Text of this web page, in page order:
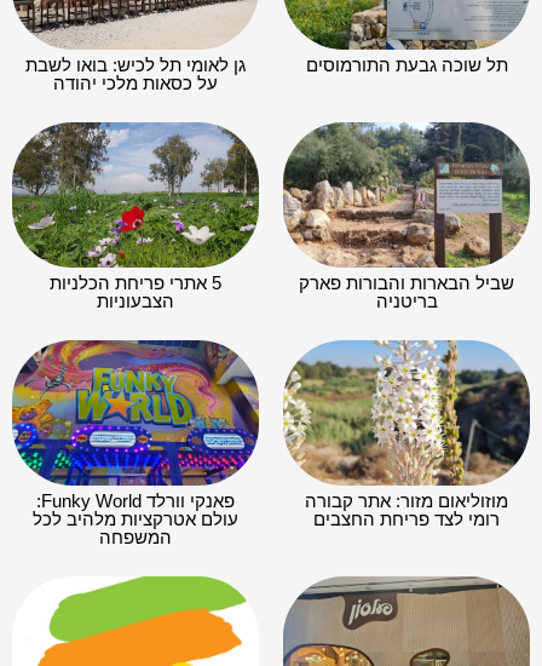
תל שוכה גבעת התורמוסים
גן לאומי תל לכיש: בואו לשבת
על כסאות מלכי יהודה
שביל הבארות והבורות פארק
בריטניה
5 אתרי פריחת הכלניות
הצבעוניות
מוזוליאום מזור: אתר קבורה
רומי לצד פריחת החצבים
פאנקי וורלד Funky World:
עולם אטרקציות מלהיב לכל
המשפחה